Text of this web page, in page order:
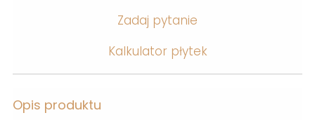
Zadaj pytanie
Kalkulator płytek
Opis produktu